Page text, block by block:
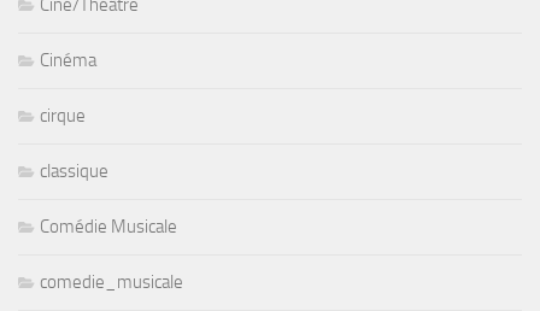
Ciné/Théâtre
Cinéma
cirque
classique
Comédie Musicale
comedie_musicale